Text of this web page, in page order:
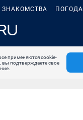
ЗНАКОМСТВА ПОГОДА
применяются cookie-
вы подтверждаете свое